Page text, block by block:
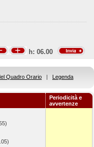
h: 06.00
Quadro Orario | Legenda
Periodicità e
avvertenze